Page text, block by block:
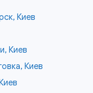
Киев
Киев
Киев